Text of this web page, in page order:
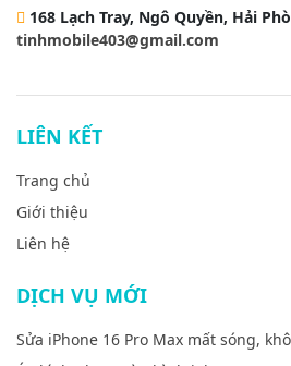
168 Lạch Tray, Ngô Quyền, Hải
tinhmobile403@gmail.com
LIÊN KẾT
Trang chủ
Giới thiệu
Liên hệ
DỊCH VỤ MỚI
Sửa iPhone 16 Pro Max mất sóng,